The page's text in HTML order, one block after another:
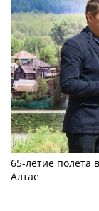
65-летие полета
Алтае